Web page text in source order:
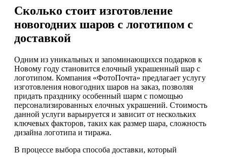
Сколько стоит изготовление
новогодних шаров с логотипом с
доставкой
Одним из уникальных и запоминающихся подарков к
Новому году становится елочный украшенный шар с
логотипом. Компания «ФотоПочта» предлагает услугу
изготовления новогодних шаров на заказ, позволяя
придать празднику особенный шарм с помощью
персонализированных елочных украшений. Стоимость
данной услуги варьируется и зависит от нескольких
ключевых факторов, таких как размер шара, сложность
дизайна логотипа и тиража.
В процессе выбора способа доставки, который